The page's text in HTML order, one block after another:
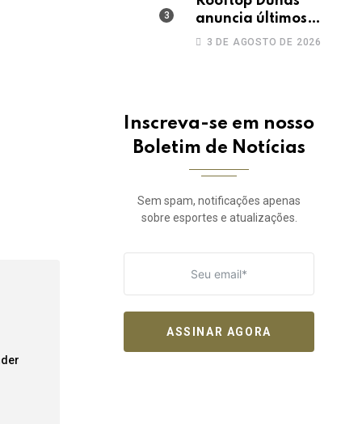
anuncia últimos
ingressos pro TBT do
3 DE AGOSTO DE 2026
Inscreva-se em nosso
Boletim de Notícias
Sem spam, notificações apenas
sobre esportes e atualizações.
ASSINAR AGORA